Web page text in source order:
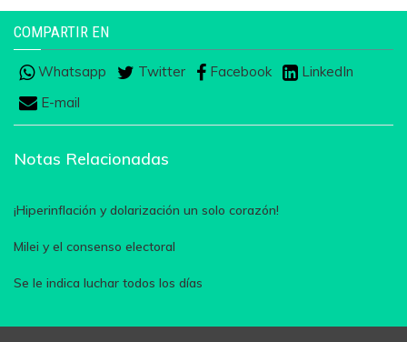
COMPARTIR EN
Whatsapp Twitter Facebook
LinkedIn
E-mail
Notas Relacionadas
¡Hiperinflación y dolarización un solo corazón!
Milei y el consenso electoral
Se le indica luchar todos los días